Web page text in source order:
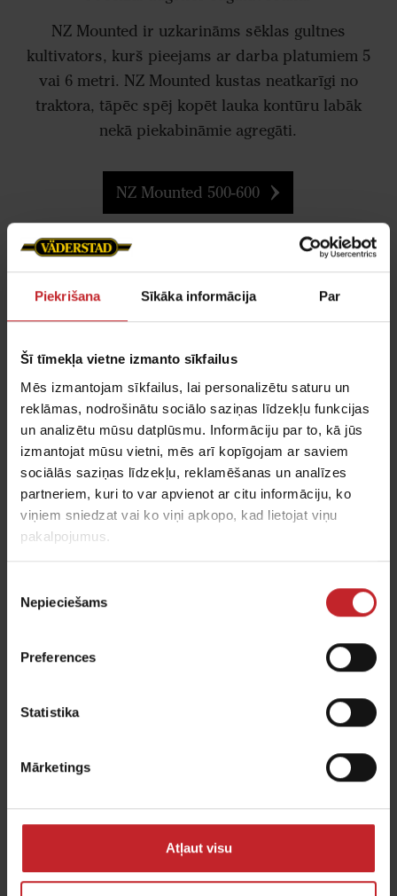
Piekrišana Sīkāka informācija Par
Šī tīmekļa vietne izmanto sīkfailus
Mēs izmantojam sīkfailus, lai personalizētu saturu un
reklāmas, nodrošinātu sociālo saziņas līdzekļu funkcijas
un analizētu mūsu datplūsmu. Informāciju par to, kā jūs
izmantojat mūsu vietni, mēs arī kopīgojam ar saviem
sociālās saziņas līdzekļu, reklamēšanas un analīzes
partneriem, kuri to var apvienot ar citu informāciju, ko
viņiem sniedzat vai ko viņi apkopo, kad lietojat viņu
pakalpojumus.
izvēle
Nepieciešams
Preferences
Statistika
Mārketings
Atļaut visu
NZ Mounted ir uzkarināms sēklas gultnes
kultivators, kurš pieejams ar darba platumiem 5
vai 6 metri. NZ Mounted kustas neatkarīgi no
traktora, tāpēc spēj kopēt lauka kontūru labāk
nekā piekabināmie agregāti.
NZ Mounted 500-600
NZ Aggressive
Sēklas gultnes sagatavošanai
kultivators, kurš piemērots sēklas gultnes
sagatavošanai. Pieejams ar darba platumu no 5
līdz 10 metriem. Aprīkojumā pieejama atsperšļūce
CrossBoard, kurai seko 5 vai 6 zaru rindas, uz
Kultivators veic intensīvu darbu, kā arī palīdz
NZ Aggressive 500-1000